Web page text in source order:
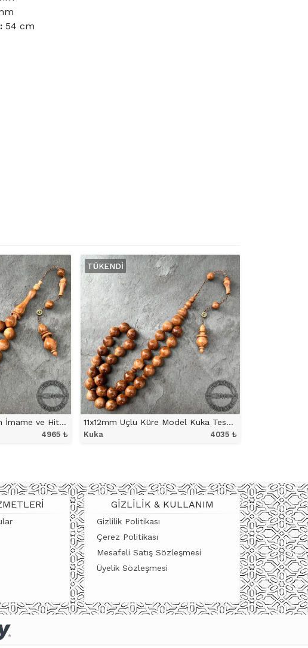
54 cm
11x12mm Halkalı Sülün İmame ve Hitameli Uçlu Küre Model Kuka Tesbih
4965 ₺
TÜKENDI
11x12mm Uçlu Küre Model Kuka Tesbih
Kuka 4035 ₺
GIZLILIK & KULLANIM
Gizlilik Politikası
Çerez Politikası
Mesafeli Satış Sözleşmesi
Üyelik Sözleşmesi